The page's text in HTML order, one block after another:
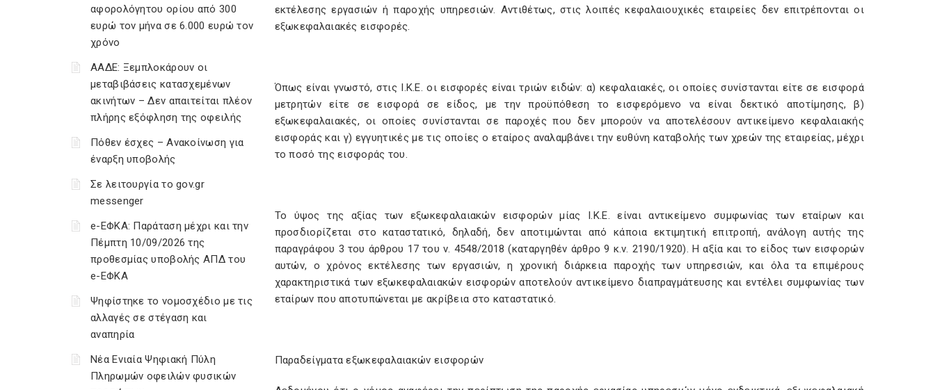
αφορολόγητου ορίου από 300
ευρώ τον μήνα σε 6.000 ευρώ τον
χρόνο
ΑΑΔΕ: Ξεμπλοκάρουν οι
μεταβιβάσεις κατασχεμένων
ακινήτων – Δεν απαιτείται πλέον
πλήρης εξόφληση της οφειλής
Πόθεν έσχες – Ανακοίνωση για
έναρξη υποβολής
Σε λειτουργία το gov.gr
messenger
e-ΕΦΚΑ: Παράταση μέχρι και την
Πέμπτη 10/09/2026 της
προθεσμίας υποβολής ΑΠΔ του
e-ΕΦΚΑ
Ψηφίστηκε το νομοσχέδιο με τις
αλλαγές σε στέγαση και
αναπηρία
Νέα Ενιαία Ψηφιακή Πύλη
Πληρωμών οφειλών φυσικών
εκτέλεσης εργασιών ή παροχής υπηρεσιών. Αντιθέτως, στις λοιπές κεφαλαιουχικές εταιρείες δεν επιτρέπονται οι
εξωκεφαλαιακές εισφορές.
Όπως είναι γνωστό, στις Ι.Κ.Ε. οι εισφορές είναι τριών ειδών: α) κεφαλαιακές, οι οποίες συνίστανται είτε σε εισφορά
μετρητών είτε σε εισφορά σε είδος, με την προϋπόθεση το εισφερόμενο να είναι δεκτικό αποτίμησης, β)
εξωκεφαλαιακές, οι οποίες συνίστανται σε παροχές που δεν μπορούν να αποτελέσουν αντικείμενο κεφαλαιακής
εισφοράς και γ) εγγυητικές με τις οποίες ο εταίρος αναλαμβάνει την ευθύνη καταβολής των χρεών της εταιρείας, μέχρι
το ποσό της εισφοράς του.
Το ύψος της αξίας των εξωκεφαλαιακών εισφορών μίας Ι.Κ.Ε. είναι αντικείμενο συμφωνίας των εταίρων και
προσδιορίζεται στο καταστατικό, δηλαδή, δεν αποτιμώνται από κάποια εκτιμητική επιτροπή, ανάλογη αυτής της
παραγράφου 3 του άρθρου 17 του ν. 4548/2018 (καταργηθέν άρθρο 9 κ.ν. 2190/1920). Η αξία και το είδος των εισφορών
αυτών, ο χρόνος εκτέλεσης των εργασιών, η χρονική διάρκεια παροχής των υπηρεσιών, και όλα τα επιμέρους
χαρακτηριστικά των εξωκεφαλαιακών εισφορών αποτελούν αντικείμενο διαπραγμάτευσης και εντέλει συμφωνίας των
εταίρων που αποτυπώνεται με ακρίβεια στο καταστατικό.
Παραδείγματα εξωκεφαλαιακών εισφορών